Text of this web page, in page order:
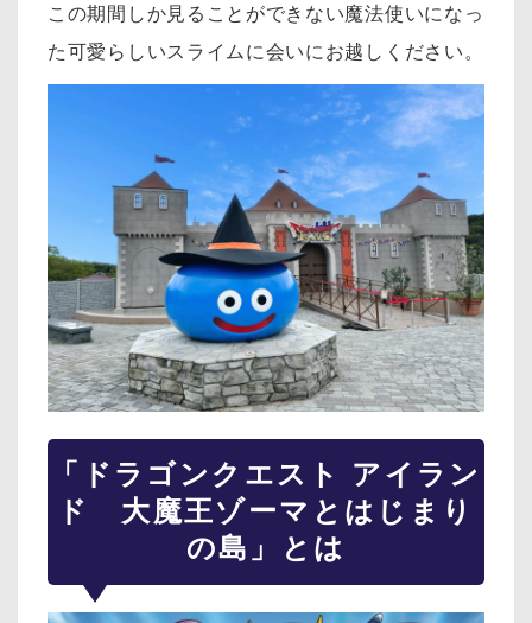
この期間しか見ることができない魔法使いになっ
た可愛らしいスライムに会いにお越しください。
「ドラゴンクエスト アイラン
ド 大魔王ゾーマとはじまり
の島」とは